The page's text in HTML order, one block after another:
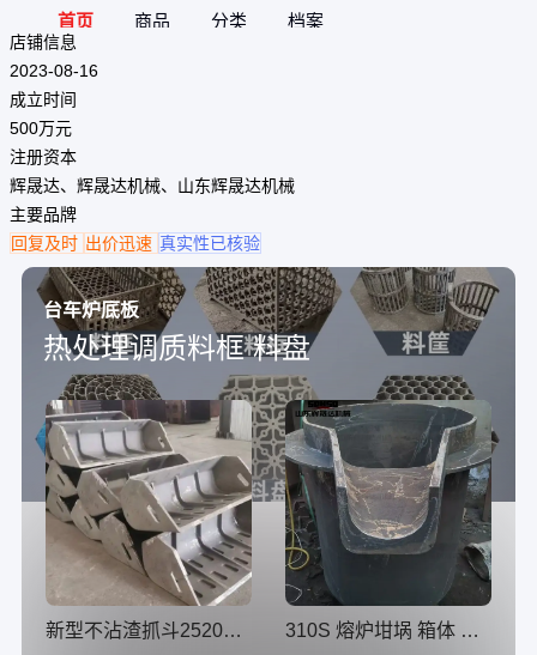
首页 商品 分类 档案
店铺信息
2023-08-16
成立时间
500万元
注册资本
辉晟达、辉晟达机械、山东辉晟达机械
主要品牌
回复及时 出价迅速 真实性已核验
台车炉底板
热处理调质料框 料盘
新型不沾渣抓斗2520抓渣斗 不锈钢耐热钢铸件 耐铝夜腐蚀辉晟达铸造 310S 熔炉坩埚 箱体 炉罐 耐温1200度不开裂 使用长久辉晟达铸造生产